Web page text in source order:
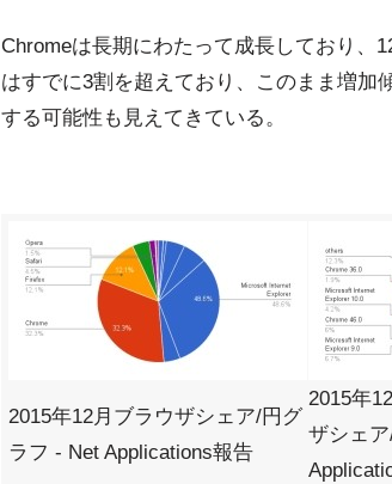
Chromeは長期にわたって成長しており、
はすでに3割を超えており、このまま増加
する可能性も見えてきている。
2015年12月ブラウザシェア/円グ
ラフ - Net Applications報告
2015年
ザシェ